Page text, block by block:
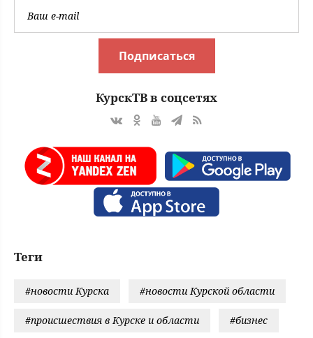
Подписаться
КурскТВ в соцсетях
Теги
#новости Курска #новости Курской области
#происшествия в Курске и области #бизнес